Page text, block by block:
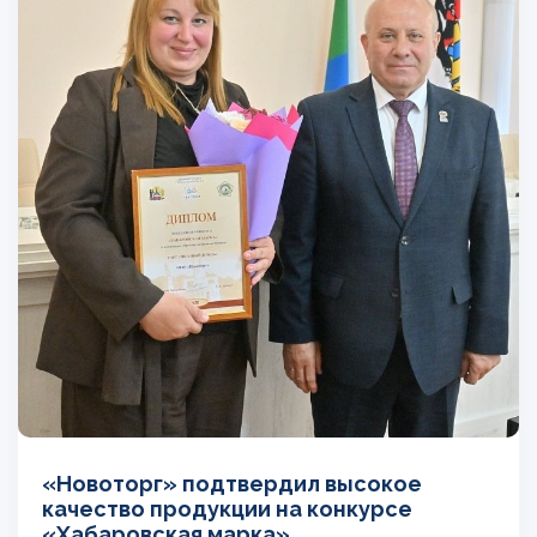
«Новоторг» подтвердил высокое
качество продукции на конкурсе